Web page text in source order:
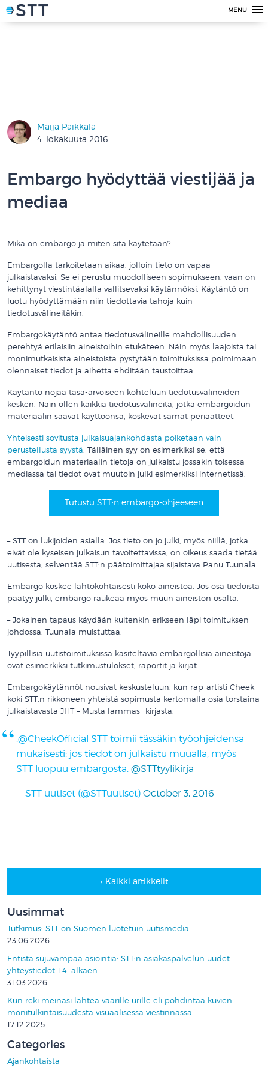
MENU
Maija Paikkala
4. lokakuuta 2016
Embargo hyödyttää viestijää ja
mediaa
Mikä on embargo ja miten sitä käytetään?
Embargolla tarkoitetaan aikaa, jolloin tieto on vapaa
julkaistavaksi. Se ei perustu muodolliseen sopimukseen, vaan on
kehittynyt viestintäalalla vallitsevaksi käytännöksi. Käytäntö on
luotu hyödyttämään niin tiedottavia tahoja kuin
tiedotusvälineitäkin.
Embargokäytäntö antaa tiedotusvälineille mahdollisuuden
perehtyä erilaisiin aineistoihin etukäteen. Näin myös laajoista tai
monimutkaisista aineistoista pystytään toimituksissa poimimaan
olennaiset tiedot ja aihetta ehditään taustoittaa.
Käytäntö nojaa tasa-arvoiseen kohteluun tiedotusvälineiden
kesken. Näin ollen kaikkia tiedotusvälineitä, jotka embargoidun
materiaalin saavat käyttöönsä, koskevat samat periaatteet.
Yhteisesti sovitusta julkaisuajankohdasta poiketaan vain
perustellusta syystä . Tälläinen syy on esimerkiksi se, että
embargoidun materiaalin tietoja on julkaistu jossakin toisessa
mediassa tai tiedot ovat muutoin julki esimerkiksi internetissä.
Tutustu STT:n embargo-ohjeeseen
– STT on lukijoiden asialla. Jos tieto on jo julki, myös niillä, jotka
eivät ole kyseisen julkaisun tavoitettavissa, on oikeus saada tietää
uutisesta, selventää STT:n päätoimittajaa sijaistava Panu Tuunala.
Embargo koskee lähtökohtaisesti koko aineistoa. Jos osa tiedoista
päätyy julki, embargo raukeaa myös muun aineiston osalta.
– Jokainen tapaus käydään kuitenkin erikseen läpi toimituksen
johdossa, Tuunala muistuttaa.
Tyypillisiä uutistoimituksissa käsiteltäviä embargollisia aineistoja
ovat esimerkiksi tutkimustulokset, raportit ja kirjat.
Embargokäytännöt nousivat keskusteluun, kun rap-artisti Cheek
koki STT:n rikkoneen yhteistä sopimusta kertomalla osia torstaina
julkaistavasta JHT – Musta lammas -kirjasta.
.@CheekOfficial STT toimii tässäkin työohjeidensa
mukaisesti: jos tiedot on julkaistu muualla, myös
STT luopuu embargosta.@STTtyylikirja
— STT uutiset (@STTuutiset)October 3, 2016
‹ Kaikki artikkelit
Uusimmat
Tutkimus: STT on Suomen luotetuin uutismedia
23.06.2026
Entistä sujuvampaa asiointia: STT:n asiakaspalvelun uudet
yhteystiedot 1.4. alkaen
31.03.2026
Kun reki meinasi lähteä väärille urille eli pohdintaa kuvien
monitulkintaisuudesta visuaalisessa viestinnässä
17.12.2025
Categories
Ajankohtaista